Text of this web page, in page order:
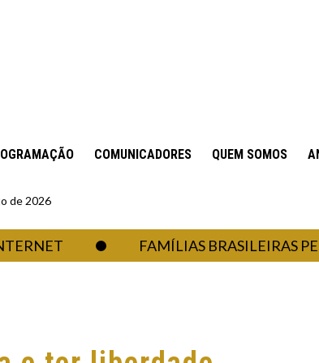
COMUNICADORES QUEM SOMOS
de 2026
FAMÍLIAS BRASILEIRAS